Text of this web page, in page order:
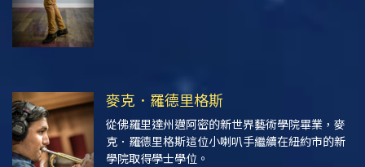
麥克．羅德里格斯
從佛羅里達州邁阿密的新世界藝術學院畢業，麥
克．羅德里格斯這位小喇叭手繼續在紐約市的新
學院取得學士學位。